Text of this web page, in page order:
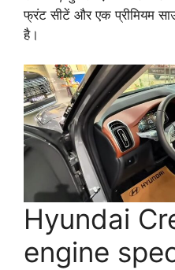
फ्रंट सीटें और एक प्रीमियम
है।
Hyundai
engine